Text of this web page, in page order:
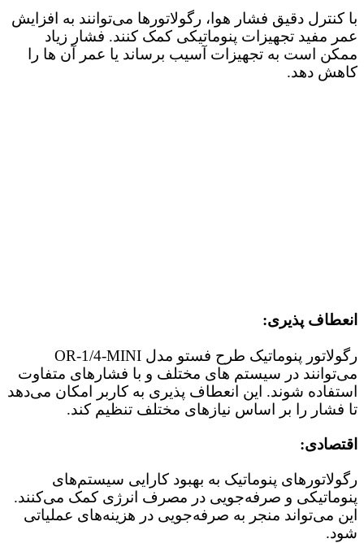
با کنترل دقیق فشار هوا، رگولاتورها می‌توانند به افزایش
عمر مفید تجهیزات پنوماتیکی کمک کنند. فشار زیاد
ممکن است به تجهیزات آسیب برساند یا عمر آن‌ ها را
کاهش دهد.
انعطاف‌ پذیری:
رگولاتور پنوماتیک طرح فستو مدل OR-1/4-MINI
می‌توانند در سیستم‌ های مختلف و با فشار‌های متفاوت
استفاده شوند. این انعطاف‌ پذیری به کاربر امکان می‌دهد
تا فشار را بر اساس نیازهای مختلف تنظیم کند.
اقتصادی:
رگولاتورهای پنوماتیک به بهبود کارایی سیستم‌های
پنوماتیکی و صرفه‌جویی در مصرف انرژی کمک می‌کنند.
این می‌تواند منجر به صرفه‌جویی در هزینه‌های عملیاتی
شود.